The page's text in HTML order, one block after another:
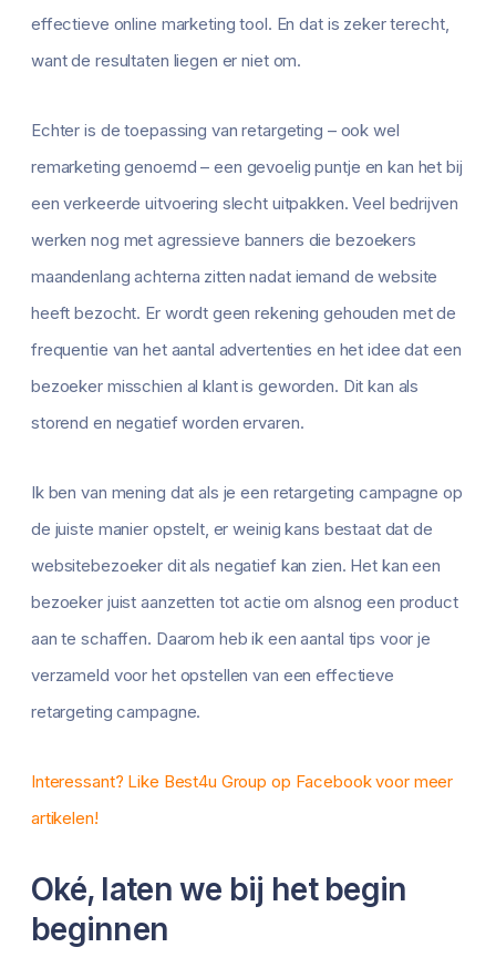
effectieve online marketing tool. En dat is zeker terecht,
want de resultaten liegen er niet om.
Echter is de toepassing van retargeting – ook wel
remarketing genoemd – een gevoelig puntje en kan het bij
een verkeerde uitvoering slecht uitpakken. Veel bedrijven
werken nog met agressieve banners die bezoekers
maandenlang achterna zitten nadat iemand de website
heeft bezocht. Er wordt geen rekening gehouden met de
frequentie van het aantal advertenties en het idee dat een
bezoeker misschien al klant is geworden. Dit kan als
storend en negatief worden ervaren.
Ik ben van mening dat als je een retargeting campagne op
de juiste manier opstelt, er weinig kans bestaat dat de
websitebezoeker dit als negatief kan zien. Het kan een
bezoeker juist aanzetten tot actie om alsnog een product
aan te schaffen. Daarom heb ik een aantal tips voor je
verzameld voor het opstellen van een effectieve
retargeting campagne.
Interessant? Like Best4u Group op Facebook voor meer
artikelen!
Oké, laten we bij het begin
beginnen